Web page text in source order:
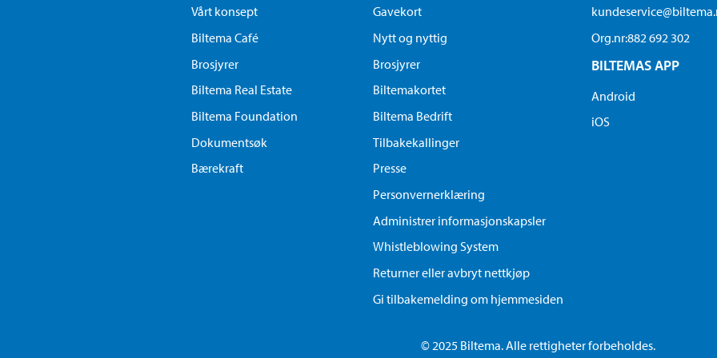
Vårt konsept
Biltema Café
Brosjyrer
Biltema Real Estate
Biltema Foundation
Dokumentsøk
Bærekraft
Gavekort
Nytt og nyttig
Brosjyrer
Biltemakortet
Biltema Bedrift
Tilbakekallinger
Presse
Personvernerklæring
Administrer informasjonskapsler
Whistleblowing System
Returner eller avbryt nettkjøp
Gi tilbakemelding om hjemmesiden
Org.nr:882 692 302
BILTEMAS APP
Android
iOS
© 2025 Biltema. Alle rettigheter forbeholdes.